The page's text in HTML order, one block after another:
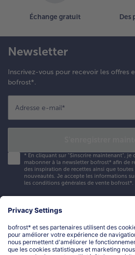
Échange gratuit
Des
Newsletter
Inscrivez-vous pour recevoir les offres
bofrost*.
Adresse e-mail*
* En cliquant sur "Sinscrire maintenant", je
mabonner à la newsletter bofrost* afin de
des inspiration de recettes ainsi que toutes
nouveautés. Je accepte les informations
les conditions générales de vente bofrost*.
Mon compte bofrost*
www.bofrost.be